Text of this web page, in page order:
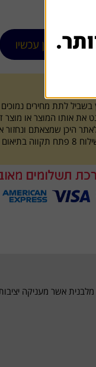
הזמן עכשיו
לתת מחירים נמוכים
את אותו המוצר או מוצר
היכן שמצאתם ונחזור
איסוף עצמי מכתובת השילוח 8
מלבנית אשר מעניקה